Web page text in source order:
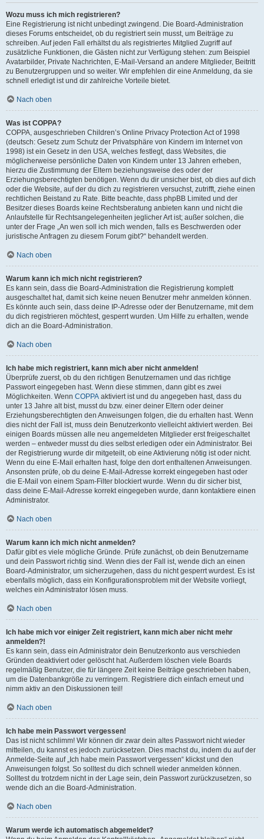
Wozu muss ich mich registrieren?
Eine Registrierung ist nicht unbedingt zwingend. Die Board-Administration
dieses Forums entscheidet, ob du registriert sein musst, um Beiträge zu
schreiben. Auf jeden Fall erhältst du als registriertes Mitglied Zugriff auf
zusätzliche Funktionen, die Gästen nicht zur Verfügung stehen: zum Beispiel
Avatarbilder, Private Nachrichten, E-Mail-Versand an andere Mitglieder, Beitritt
zu Benutzergruppen und so weiter. Wir empfehlen dir eine Anmeldung, da sie
schnell erledigt ist und dir zahlreiche Vorteile bietet.
Nach oben
Was ist COPPA?
COPPA, ausgeschrieben Children’s Online Privacy Protection Act of 1998
(deutsch: Gesetz zum Schutz der Privatsphäre von Kindern im Internet von
1998) ist ein Gesetz in den USA, welches festlegt, dass Websites, die
möglicherweise persönliche Daten von Kindern unter 13 Jahren erheben,
hierzu die Zustimmung der Eltern beziehungsweise des oder der
Erziehungsberechtigten benötigen. Wenn du dir unsicher bist, ob dies auf dich
oder die Website, auf der du dich zu registrieren versuchst, zutrifft, ziehe einen
rechtlichen Beistand zu Rate. Bitte beachte, dass phpBB Limited und der
Besitzer dieses Boards keine Rechtsberatung anbieten kann und nicht die
Anlaufstelle für Rechtsangelegenheiten jeglicher Art ist; außer solchen, die
unter der Frage „An wen soll ich mich wenden, falls es Beschwerden oder
juristische Anfragen zu diesem Forum gibt?“ behandelt werden.
Nach oben
Warum kann ich mich nicht registrieren?
Es kann sein, dass die Board-Administration die Registrierung komplett
ausgeschaltet hat, damit sich keine neuen Benutzer mehr anmelden können.
Es könnte auch sein, dass deine IP-Adresse oder der Benutzername, mit dem
du dich registrieren möchtest, gesperrt wurden. Um Hilfe zu erhalten, wende
dich an die Board-Administration.
Nach oben
Ich habe mich registriert, kann mich aber nicht anmelden!
Überprüfe zuerst, ob du den richtigen Benutzernamen und das richtige
Passwort eingegeben hast. Wenn diese stimmen, dann gibt es zwei
Möglichkeiten. Wenn COPPA aktiviert ist und du angegeben hast, dass du
unter 13 Jahre alt bist, musst du bzw. einer deiner Eltern oder deiner
Erziehungsberechtigten den Anweisungen folgen, die du erhalten hast. Wenn
dies nicht der Fall ist, muss dein Benutzerkonto vielleicht aktiviert werden. Bei
einigen Boards müssen alle neu angemeldeten Mitglieder erst freigeschaltet
werden – entweder musst du dies selbst erledigen oder ein Administrator. Bei
der Registrierung wurde dir mitgeteilt, ob eine Aktivierung nötig ist oder nicht.
Wenn du eine E-Mail erhalten hast, folge den dort enthaltenen Anweisungen.
Ansonsten prüfe, ob du deine E-Mail-Adresse korrekt eingegeben hast oder
die E-Mail von einem Spam-Filter blockiert wurde. Wenn du dir sicher bist,
dass deine E-Mail-Adresse korrekt eingegeben wurde, dann kontaktiere einen
Administrator.
Nach oben
Warum kann ich mich nicht anmelden?
Dafür gibt es viele mögliche Gründe. Prüfe zunächst, ob dein Benutzername
und dein Passwort richtig sind. Wenn dies der Fall ist, wende dich an einen
Board-Administrator, um sicherzugehen, dass du nicht gesperrt wurdest. Es ist
ebenfalls möglich, dass ein Konfigurationsproblem mit der Website vorliegt,
welches ein Administrator lösen muss.
Nach oben
Ich habe mich vor einiger Zeit registriert, kann mich aber nicht mehr
anmelden?!
Es kann sein, dass ein Administrator dein Benutzerkonto aus verschieden
Gründen deaktiviert oder gelöscht hat. Außerdem löschen viele Boards
regelmäßig Benutzer, die für längere Zeit keine Beiträge geschrieben haben,
um die Datenbankgröße zu verringern. Registriere dich einfach erneut und
nimm aktiv an den Diskussionen teil!
Nach oben
Ich habe mein Passwort vergessen!
Das ist nicht schlimm! Wir können dir zwar dein altes Passwort nicht wieder
mitteilen, du kannst es jedoch zurücksetzen. Dies machst du, indem du auf der
Anmelde-Seite auf „Ich habe mein Passwort vergessen“ klickst und den
Anweisungen folgst. So solltest du dich schnell wieder anmelden können.
Solltest du trotzdem nicht in der Lage sein, dein Passwort zurückzusetzen, so
wende dich an die Board-Administration.
Nach oben
Warum werde ich automatisch abgemeldet?